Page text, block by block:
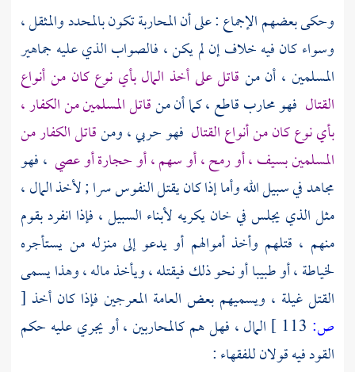
وحكى بعضهم الإجماع : على أن المحاربة تكون بالمحدد والمثقل ،
وسواء كان فيه خلاف إن لم يكن ، فالصواب الذي عليه جماهير
المسلمين ، أن من قاتل على أخذ المال بأي نوع كان من أنواع
القتال فهو محارب قاطع ، كما أن منقاتل المسلمين من الكفار ،
بأي نوع كان من أنواع القتال فهو حربي ، ومنقاتل الكفار من
المسلمين بسيف ، أو رمح ، أو سهم ، أو حجارة أو عصي ، فهو
مجاهد في سبيل الله وأما إذا كان يقتل النفوس سرا ; لأخذ المال ،
مثل الذي يجلس في خان يكريه لأبناء السبيل ، فإذا انفرد بقوم
منهم ، قتلهم وأخذ أموالهم أو يدعو إلى منزله من يستأجره
لخياطة ، أو طبيبا أو نحو ذلك فيقتله ، ويأخذ ماله ، وهذا يسمى
القتل غيلة ، ويسميهم بعض العامة المعرجين فإذا كان أخذ [
ص:
المال ، فهل هم كالمحاربين ، أو يجري عليه حكم
القود فيه قولان للفقهاء :